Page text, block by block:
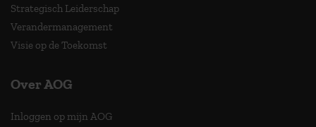
Strategisch Leiderschap
Verandermanagement
Visie op de Toekomst
Over AOG
Inloggen op mijn AOG